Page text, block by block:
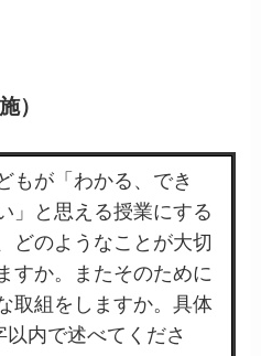
）
もが「わかる、でき
」と思える授業にする
どのようなことが大切
すか。またそのために
取組をしますか。具体
以内で述べてくださ